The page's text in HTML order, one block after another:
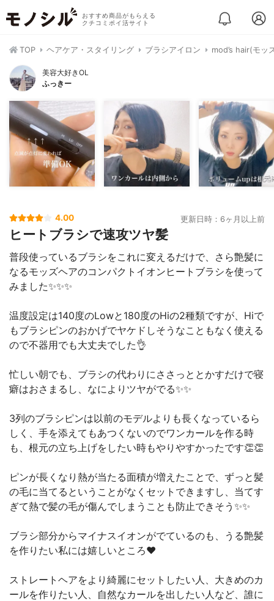
おすすめ商品がもらえる
クチコミポイ活サイト
TOP ヘアケア・スタイリング ブラシアイロン mod’s hair(モッ
美容大好きOL
ふっきー
4.00 更新日時：6ヶ月以上前
ヒートブラシで速攻ツヤ髪
普段使っているブラシをこれに変えるだけで、さら艶髪に
なるモッズヘアのコンパクトイオンヒートブラシを使って
みました✨✨✨
温度設定は140度のLowと180度のHiの2種類ですが、Hiで
もブラシピンのおかげでヤケドしそうなこともなく使える
ので不器用でも大丈夫でした👌
忙しい朝でも、ブラシの代わりにささっととかすだけで寝
癖はおさまるし、なによりツヤがでる✨✨
3列のブラシピンは以前のモデルよりも長くなっているら
しく、手を添えてもあつくないのでワンカールを作る時
も、根元の立ち上げをしたい時もやりやすかったです👏👏
ピンが長くなり熱が当たる面積が増えたことで、ずっと髪
の毛に当てるということがなくセットできますし、当てす
ぎて熱で髪の毛が傷んでしまうことも防止できそう✨✨
ブラシ部分からマイナスイオンがでているのも、うる艶髪
を作りたい私には嬉しいところ❤️
ストレートヘアをより綺麗にセットしたい人、大きめのカ
ールを作りたい人、自然なカールを出したい人など、誰に